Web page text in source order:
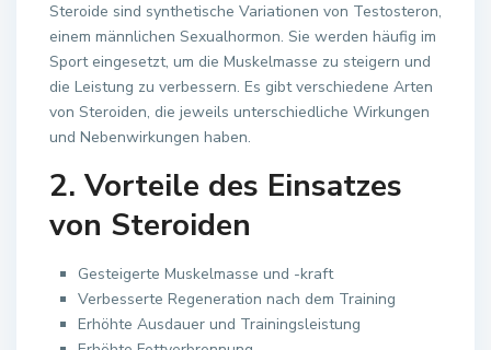
Steroide sind synthetische Variationen von Testosteron,
einem männlichen Sexualhormon. Sie werden häufig im
Sport eingesetzt, um die Muskelmasse zu steigern und
die Leistung zu verbessern. Es gibt verschiedene Arten
von Steroiden, die jeweils unterschiedliche Wirkungen
und Nebenwirkungen haben.
2. Vorteile des Einsatzes
von Steroiden
Gesteigerte Muskelmasse und -kraft
Verbesserte Regeneration nach dem Training
Erhöhte Ausdauer und Trainingsleistung